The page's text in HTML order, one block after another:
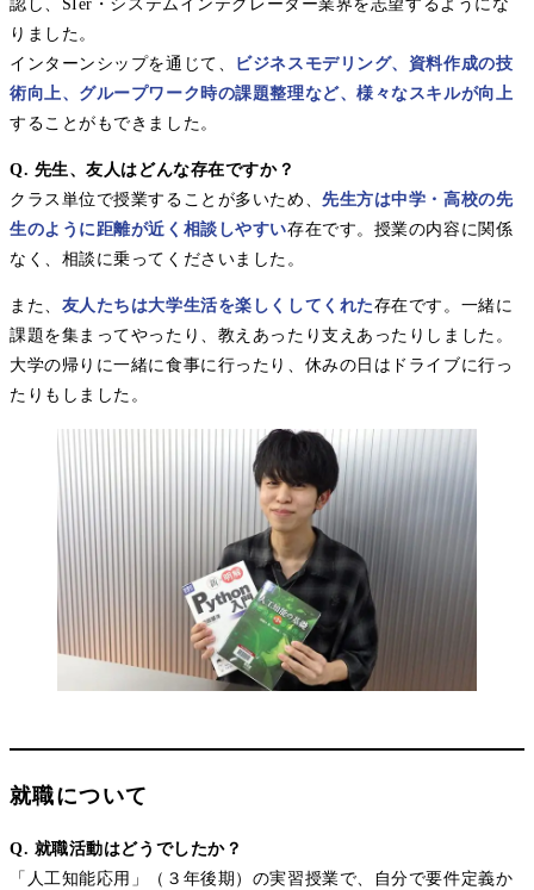
認し、SIer・システムインテグレーター業界を志望するようにな
りました。
インターンシップを通じて、
ビジネスモデリング、資料作成の技
術向上、グループワーク時の課題整理など、様々なスキルが向上
することがもできました。
Q. 先生、友人はどんな存在ですか？
クラス単位で授業することが多いため、先生方は中学・高校の先
生のように距離が近く相談しやすい存在です。授業の内容に関係
なく、相談に乗ってくださいました。
また、 友人たちは大学生活を楽しくしてくれた存在です。一緒に
課題を集まってやったり、教えあったり支えあったりしました。
大学の帰りに一緒に食事に行ったり、休みの日はドライブに行っ
たりもしました。
就職について
Q. 就職活動はどうでしたか？
「人工知能応用」（３年後期）の実習授業で、自分で要件定義か